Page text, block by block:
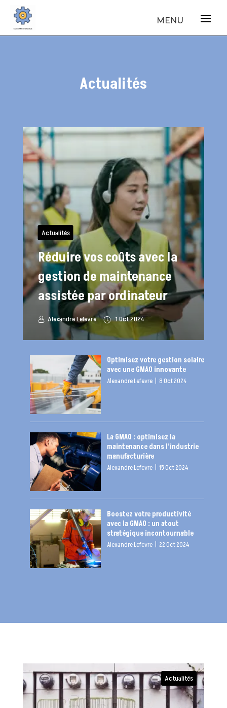
Actualités
Actualités
Réduire vos coûts avec la
gestion de maintenance
assistée par ordinateur
Alexandre Lefevre 1 Oct 2024
Optimisez votre gestion solaire
avec une GMAO innovante
Alexandre Lefevre 8 Oct 2024
La GMAO : optimisez la
maintenance dans l’industrie
manufacturière
Alexandre Lefevre 15 Oct 2024
Boostez votre productivité
avec la GMAO : un atout
stratégique incontournable
Alexandre Lefevre 22 Oct 2024
Actualités